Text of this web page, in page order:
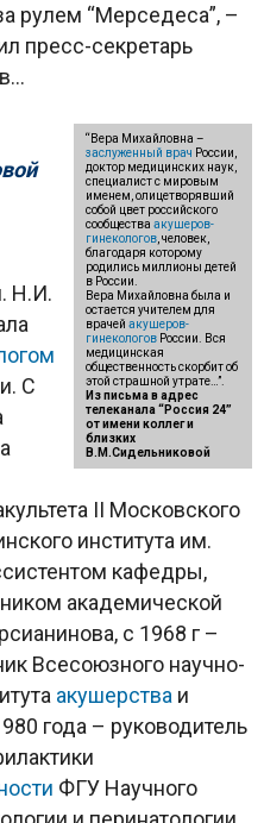
рулем “Мерседеса”, –
пресс-секретарь
“Вера Михайловна –
заслуженный врач России,
доктор медицинских наук,
специалист с мировым
именем, олицетворявший
собой цвет российского
сообществаакушеров-
гинекологов , человек,
благодаря которому
родились миллионы детей
в России.
Вера Михайловна была и
остается учителем для
врачейакушеров-
гинекологов России. Вся
медицинская
общественность скорбит об
этой страшной утрате…”.
Из письма в адрес
телеканала “Россия 24”
от имени коллег и
близких
В.М.Сидельниковой
Н.И.
С
II Московского
института им.
кафедры,
академической
с 1968 г –
Всесоюзного научно-
акушерства и
года – руководитель
ФГУ Научного